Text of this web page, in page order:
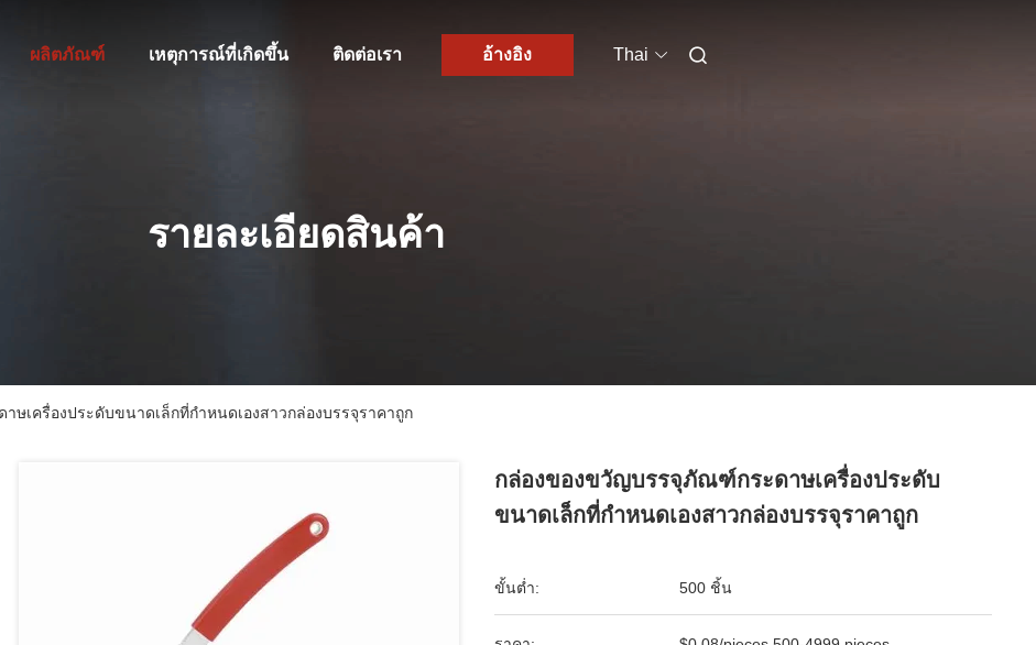
ผลิตภัณฑ์ เหตุการณ์ที่เกิดขึ้น ติดต่อเรา อ้างอิง Thai
รายละเอียดสินค้า
เครื่องประดับขนาดเล็กที่กำหนดเองสาวกล่องบรรจุราคาถูก
กล่องของขวัญบรรจุภัณฑ์กระดาษเครื่องประดับ
ขนาดเล็กที่กำหนดเองสาวกล่องบรรจุราคาถูก
ขั้นต่ำ: 500 ชิ้น